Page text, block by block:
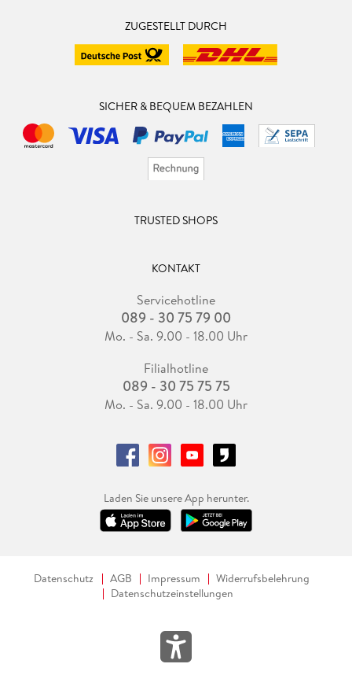
ZUGESTELLT DURCH
SICHER & BEQUEM BEZAHLEN
TRUSTED SHOPS
KONTAKT
Servicehotline
089 - 30 75 79 00
Mo. - Sa. 9.00 - 18.00 Uhr
Filialhotline
089 - 30 75 75 75
Mo. - Sa. 9.00 - 18.00 Uhr
Laden Sie unsere App herunter.
Datenschutz AGB Impressum
Widerrufsbelehrung
Datenschutzeinstellungen